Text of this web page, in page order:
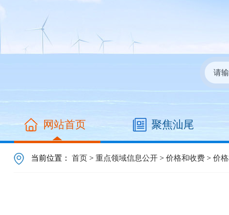
网站首页 聚焦汕尾
当前位置：首页 >重点领域信息公开 >价格和收费 >价